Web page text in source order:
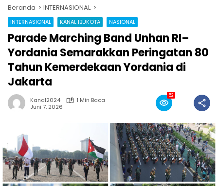
Beranda INTERNASIONAL
INTERNASIONAL KANAL IBUKOTA NASIONAL
Parade Marching Band Unhan RI–
Yordania Semarakkan Peringatan 80
Tahun Kemerdekaan Yordania di
Jakarta
Kanal2024
1 Min Baca
Juni 7, 2026
52